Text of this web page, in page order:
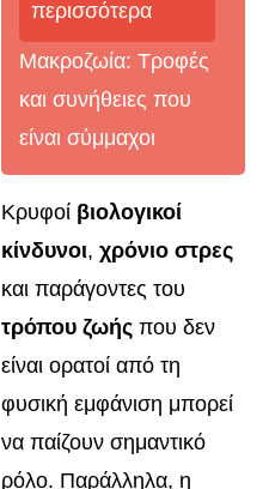
περισσότερα
Μακροζωία: Τροφές
και συνήθειες που
είναι σύμμαχοι
Κρυφοί βιολογικοί
κίνδυνοι, χρόνιο στρες
και παράγοντες του
τρόπου ζωής που δεν
είναι ορατοί από τη
φυσική εμφάνιση μπορεί
να παίζουν σημαντικό
ρόλο. Παράλληλα, η